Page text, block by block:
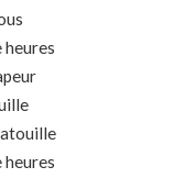
heures
heures